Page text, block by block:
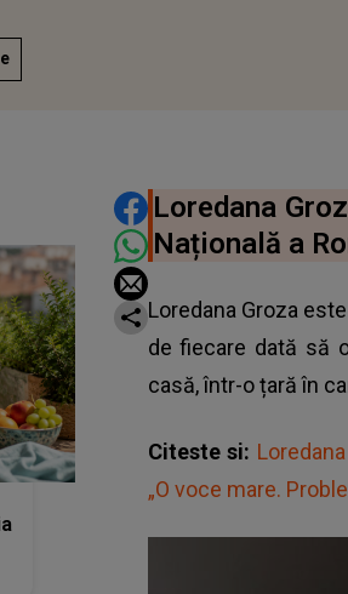
DISTRIBUIE
Loredana
Națională a
Loredana Groza
de fiecare dată să
casă, într-o țară în
Citeste si:
„O voce mare.